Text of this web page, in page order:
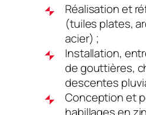
Réalisation et
(tuiles plates,
acier) ;
Installation,
de gouttières,
descentes
Conception et
habillages en